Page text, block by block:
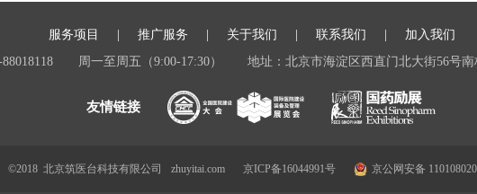
服务项目 推广服务 关于我们 联系我们
加入我们
周一至周五（9:00-17:30） 地址：北京市海淀区西直门北大街56号
©2018 北京筑医台科技有限公司 zhuyitai.com 京ICP备16044991号 京公网安备